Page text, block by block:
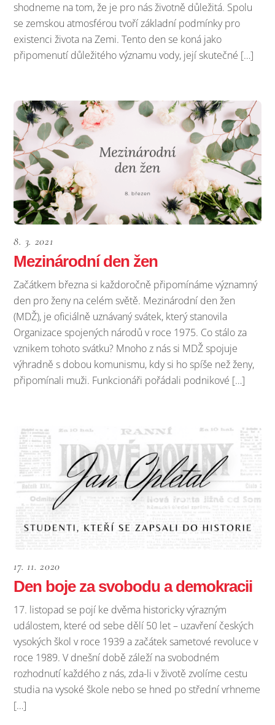
shodneme na tom, že je pro nás životně důležitá. Spolu
se zemskou atmosférou tvoří základní podmínky pro
existenci života na Zemi. Tento den se koná jako
připomenutí důležitého významu vody, její skutečné […]
8. 3. 2021
Mezinárodní den žen
Začátkem března si každoročně připomínáme významný
den pro ženy na celém světě. Mezinárodní den žen
(MDŽ), je oficiálně uznávaný svátek, který stanovila
Organizace spojených národů v roce 1975. Co stálo za
vznikem tohoto svátku? Mnoho z nás si MDŽ spojuje
výhradně s dobou komunismu, kdy si ho spíše než ženy,
připomínali muži. Funkcionáři pořádali podnikové […]
17. 11. 2020
Den boje za svobodu a demokracii
17. listopad se pojí ke dvěma historicky výrazným
událostem, které od sebe dělí 50 let – uzavření českých
vysokých škol v roce 1939 a začátek sametové revoluce v
roce 1989. V dnešní době záleží na svobodném
rozhodnutí každého z nás, zda-li v životě zvolíme cestu
studia na vysoké škole nebo se hned po střední vrhneme
[…]